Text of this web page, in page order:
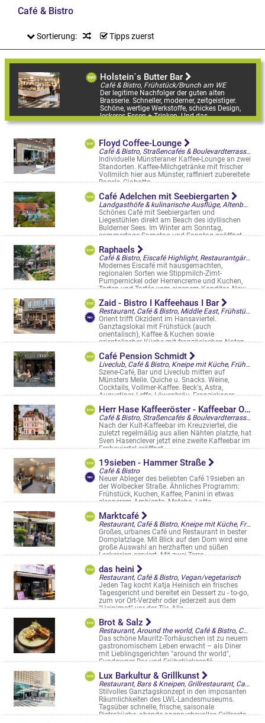
Café & Bistro
Sortierung: Tipps zuerst
Holstein´s Butter Bar
Café & Bistro, Frühstück/Brunch am WE
Der legitime Nachfolger der guten alten
Brasserie. Schneller, moderner, zeitgeistiger.
Schöne, wertige Werkstoffe, schickes Design,
leckeres Essen + Trinken. Und das ...
Ludgeristr. 100, Münster-Arkaden
Floyd Coffee-Lounge
Café & Bistro, Straßencafés & Boulevardterrassen
Individuelle Münsteraner Kaffee-Lounge an zwei
Standorten. Kaffee-Milchgetränke mit frischer
Vollmilch hier aus Münster, raffiniert zubereitete
Bagels, Ciabatta, ...
Café Adelchen mit Seebiergarten
Landgasthöfe & kulinarische Ausflüge, Altenberge, Café & Bistro, Biergarten
Schönes Café mit Seebiergarten und
Liegestühlen direkt am Beach des idyllischen
Bulderner Sees. Im Winter am Sonntag,
sommertags Samstag und Sonntag geöffnet.
Limbergen 9, Dülmen-Buldern
Raphaels
Café & Bistro, Eiscafé Highlight, Restaurantgärten & -Terrassen, Straßencafés & Boulevardterrassen
Modernes Eiscafé mit hausgemachten,
regionalen Sorten wie Stippmilch-Zimt-
Pumpernickel oder Herrencreme und Kuchen,
Torten und Tartés vom eigenem Konditor. Neu:
Bült 1
Zaid - Bistro I Kaffeehaus I Bar
Restaurant, Café & Bistro, Middle East, Frühstück/Brunch am WE, Orientalisch, Östliche Mittelmeerküche
Orient trifft Okzident im Hansaviertel.
Ganztagslokal mit Frühstück (auch
orientalisch), Kaffee & Kuchen sowie
orientalischer Küche mit französischen Noten.
Wolbecker Straße 64
Café Pension Schmidt
Liveclub, Café & Bistro, Kneipe mit Küche, Frühstück/Brunch am WE, Straßencafés & Boulevardterrassen
Szene-Café, Bar und Liveclub mitten auf
Münsters Meile. Quiche u. Snacks. Weine,
Cocktails, Vollmer-Kaffee. Beck's, Astra,
Augustiner, Leffe, Löwenbräu, Franziskaner
Herr Hase Kaffeeröster - Kaffeebar Ostmarkstraße
Café & Bistro, Straßencafés & Boulevardterrassen
Nach der Kult-Kaffeebar im Kreuzviertel, die
zuletzt regelmäßig aus allen Nähten platzte, hat
Sven Hasenclever jetzt eine zweite Kaffeebar im
Erphoviertel eröffnet. ...
19sieben - Hammer Straße
Café & Bistro
Neuer Ableger des beliebten Café 19sieben an
der Wolbecker Straße. Ähnliches Programm:
Frühstück, Kuchen, Kaffee, Panini in etwas
cleanerem Ambiente. Matcha_Latte, ...
Hammer Straße 2
Marktcafé
Restaurant, Café & Bistro, Kneipe mit Küche, Frühstück/Brunch am WE, Straßencafés & Boulevardterrassen
Großes, urbanes Café und Restaurant in bester
Domplatzlage. Mit Blick auf den Dom wird eine
große Auswahl an herzhaften und süßen
Leckereien serviert. Mit zwei Terra ...
Domplatz 6-7
das heini
Restaurant, Café & Bistro, Vegan/vegetarisch
Jeden Tag kocht Katja Heinisch ein frisches
Tagesgericht und bereitet ein Dessert zu - to-go,
zum vor Ort-Verzehr oder jederzeit aus dem
"Heinimat" vor der Tür. Alle ...
Warendorfer Straße 57
Brot & Salz
Restaurant, Around the world, Café & Bistro, Cocktailbar, Frühstück/Brunch am WE
Das schöne Mauritz-Torhäuschen ist zu neuem
gastronomischem Leben erwacht – als Diner
mit Lieblingsgerichten "around thr world",
Sundowner-Bar und Frühstückscafé ...
Lux Barkultur & Grillkunst
Restaurant, Bars & Kneipen, Grillrestaurant, Café & Bistro, Saal & Eventlocation, Cocktailbar, Frühstück/Brunch am WE, Restaurantgärten & -Terrassen, Straßencafés & Boulevardterrassen
Stilvolles Ganztagskonzept in den imposanten
Räumlichkeiten des LWL-Landesmuseums.
Tagsüber schnelle, frische, saisonale
Bistroküche, abends anspruchsvolles Grillresta